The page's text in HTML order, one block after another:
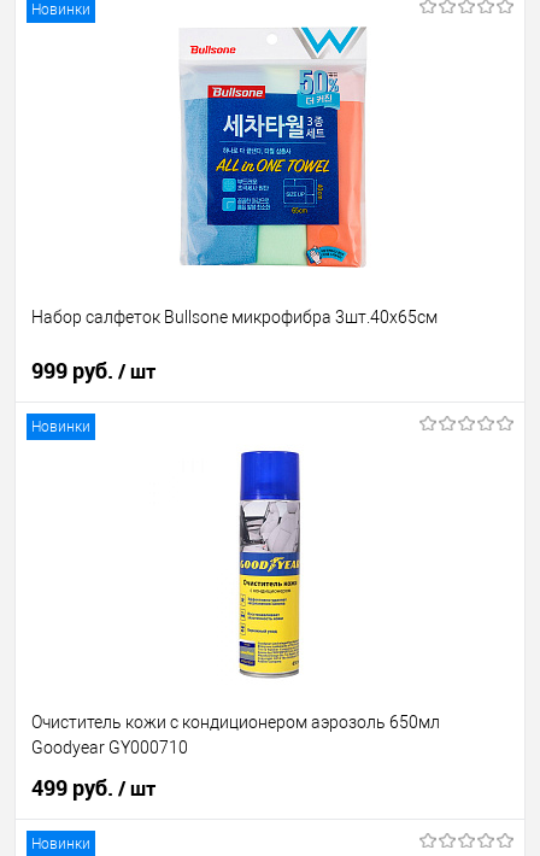
В корзину
В наличии
Новинки
Набор салфеток Bullsone микрофибра 3шт.40x65см
999 руб. / шт
Новинки
Очиститель кожи с кондиционером аэрозоль 650мл
Goodyear GY000710
499 руб. / шт
Новинки